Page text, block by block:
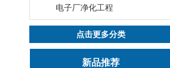
电子厂净化工程
点击更多分类
新品推荐